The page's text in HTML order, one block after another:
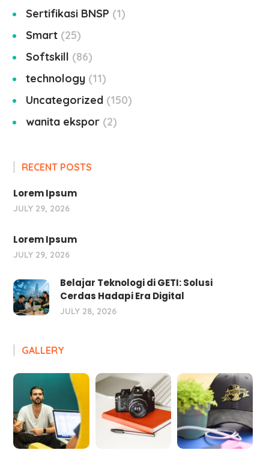
Sertifikasi BNSP
1
Smart 25
Softskill
86
technology 11
Uncategorized 150
wanita ekspor 2
RECENT POSTS
Lorem Ipsum
JULY 29, 2026
Lorem Ipsum
JULY 29, 2026
Belajar Teknologi di GETI: Solusi
Cerdas Hadapi Era Digital
JULY 28, 2026
GALLERY